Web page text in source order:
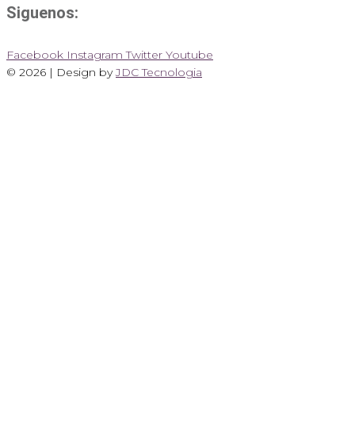
Siguenos:
Facebook Instagram Twitter Youtube
© 2026 | Design byJDC Tecnologia